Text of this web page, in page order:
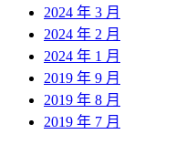
2024 年 3 月
2024 年 2 月
2024 年 1 月
2019 年 9 月
2019 年 8 月
2019 年 7 月